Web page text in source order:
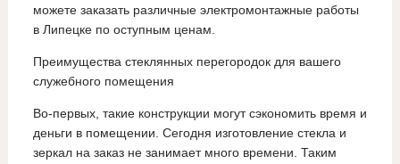
можете заказать различные электромонтажные работы
в Липецке по оступным ценам.
Преимущества стеклянных перегородок для вашего
служебного помещения
Во-первых, такие конструкции могут сэкономить время и
деньги в помещении. Сегодня изготовление стекла и
зеркал на заказ не занимает много времени. Таким